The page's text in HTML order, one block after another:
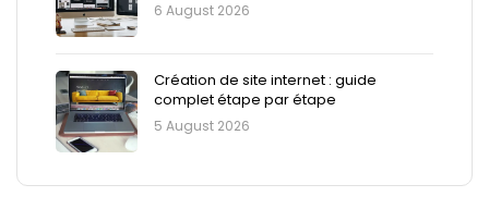
6 August 2026
Création de site internet : guide
complet étape par étape
5 August 2026